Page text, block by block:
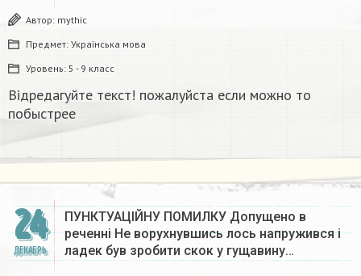
Автор: mythic
Предмет: Українська мова
Уровень: 5 - 9 класс
Відредагуйте текст! пожалуйста если можно то
побыстрее
24
ДЕКАБРЬ
ПУНКТУАЦІЙНУ ПОМИЛКУ Допущено в
реченні Не ворухнувшись лось напружився і
ладек був зробити скок у гущавину…